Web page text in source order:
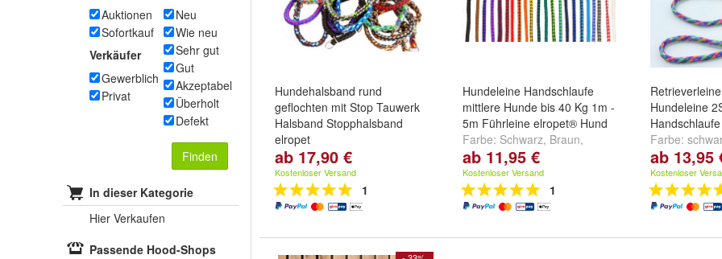
Auktionen
Sofortkauf
Verkäufer
Gewerblich
Privat
Neu
Wie neu
Sehr gut
Gut
Akzeptabel
Überholt
Defekt
Finden
In dieser Kategorie
Hier Verkaufen
Passende Hood-Shops
Hundehalsband rund
geflochten mit Stop Tauwerk
Halsband Stopphalsband
elropet
Farbe:Florida,
undweitere ...
ab 17,90 €
Kostenloser Versand
1
Hundeleine Handschlaufe
mittlere Hunde bis 40 Kg 1m -
5m Führleine elropet® Hund
Farbe: Schwarz, Braun,
Schwarz - Lilaund
ab 11,95 €
Kostenloser Versand
1
Hundeleine
Farbe:
und weitere ...
ab 13,95
Kostenloser